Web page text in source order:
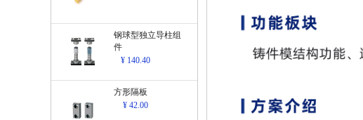
钢球型独立导柱组
件
¥ 140.40
方形隔板
¥ 42.00